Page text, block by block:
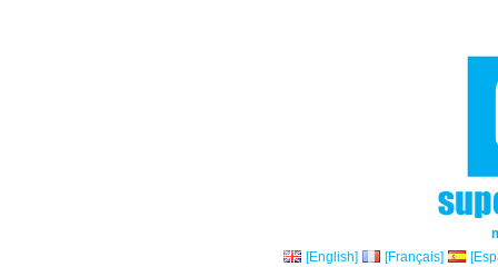
[English]
[Français]